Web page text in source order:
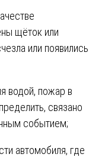
щёток или
или появились
водой, пожар в
связано
событием;
автомобиля, где